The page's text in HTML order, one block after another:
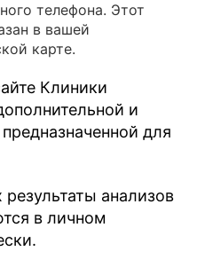
телефона. Этот
в вашей
карте.
Клиники
и
для
анализов
в личном